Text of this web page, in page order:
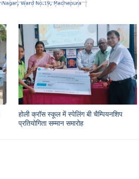
होली क्रॉस स्कूल में स्पेलिंग बी चैम्पियनशिप
प्रतियोगिता सम्मान समारोह